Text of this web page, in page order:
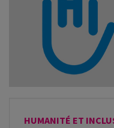
HUMANITÉ ET